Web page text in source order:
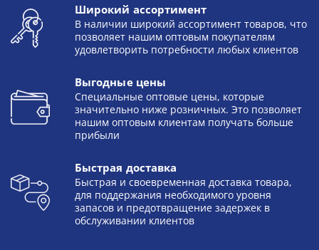
Широкий ассортимент
В наличии широкий ассортимент товаров, что
позволяет нашим оптовым покупателям
удовлетворить потребности любых клиентов
Выгодные цены
Специальные оптовые цены, которые
значительно ниже розничных. Это позволяет
нашим оптовым клиентам получать больше
прибыли
Быстрая доставка
Быстрая и своевременная доставка товара,
для поддержания необходимого уровня
запасов и предотвращение задержек в
обслуживании клиентов